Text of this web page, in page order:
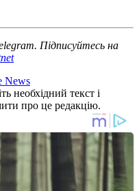
Підписуйтесь на
News
необхідний текст і
про це редакцію.